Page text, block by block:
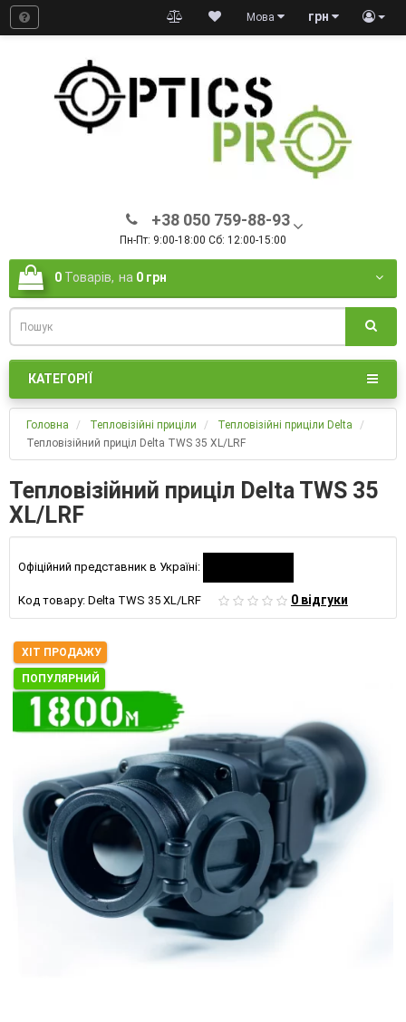
грн
Мова
+38 050 759-88-93
Пн-Пт: 9:00-18:00 Сб: 12:00-15:00
0 Товарів, на 0 грн
КАТЕГОРІЇ
Головна Тепловізійні приціли
Тепловізійні приціли Delta
Тепловізійний приціл Delta TWS 35 XL/LRF
Тепловізійний приціл Delta TWS 35
XL/LRF
Офіційний представник в Україні:
Код товару: Delta TWS 35 XL/LRF 0 відгуки
ХІТ ПРОДАЖУ
ПОПУЛЯРНИЙ